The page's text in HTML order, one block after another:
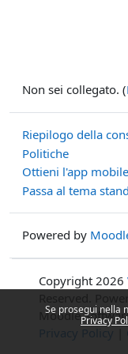
Se prosegui nella
Privacy
Non sei collegato. (
Riepilogo della
Politiche
Ottieni l'app mobile
Passa al tema
Powered by
Copyright 2026
Moodle
Privacy Policy